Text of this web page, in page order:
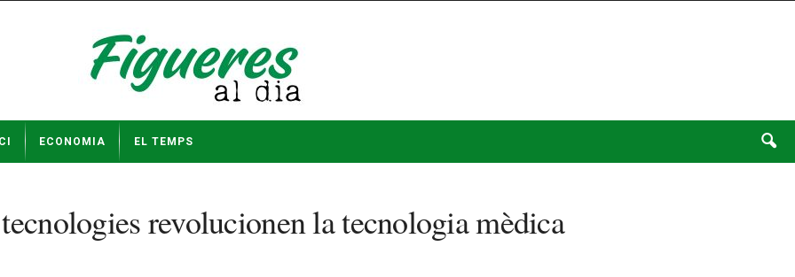
ECONOMIA EL TEMPS
revolucionen la tecnologia mèdica